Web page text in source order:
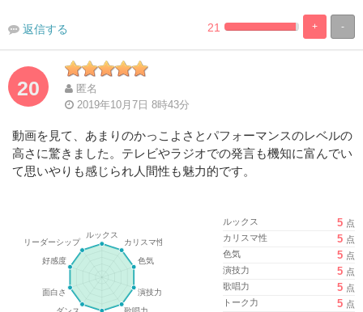
-
+
%
100%
21
返信する
20
匿名
2019年10月7日 8時43分
動画を見て、あまりのかっこよさとパフォーマンスのレベルの
高さに驚きました。テレビやラジオでの発言も機知に富んでい
て思いやりも感じられ人間性も魅力的です。
ルックス 5 点
カリスマ性
5 点
色気
5 点
演技力
5 点
歌唱力
5 点
トーク力
5 点